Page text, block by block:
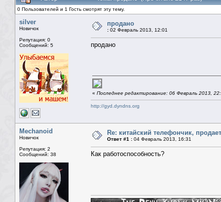
0 Пользователей и 1 Гость смотрят эту тему.
silver
Новичок
Репутация: 0
Сообщений: 5
продано
: 02 Февраль 2013, 12:01
продано
« Последнее редактирование: 06 Февраль 2013,
http://gyd.dyndns.org
Mechanoid
Новичок
Репутация: 2
Сообщений: 38
Re: китайский телефончик,
Ответ #1 : 04 Февраль 2013, 16:31
Как работоспособность?